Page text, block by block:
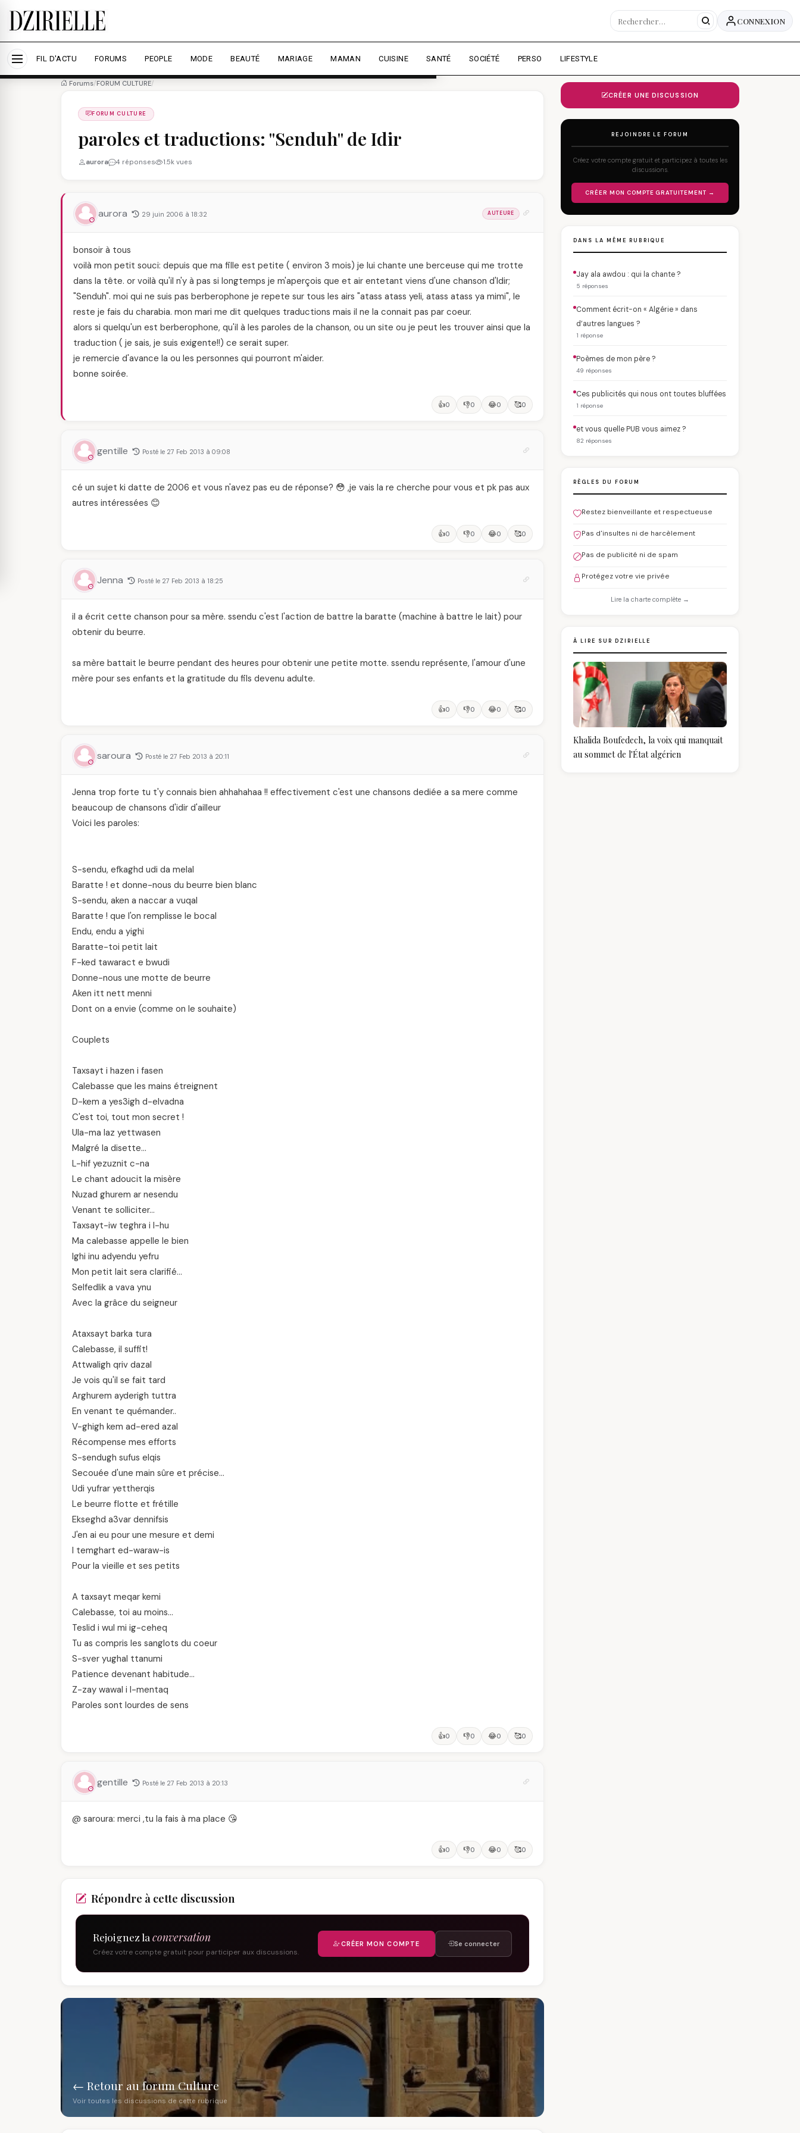
Nous utilisons des cookies pour améliorer votre expérience et mesurer l'audience.
Accepter tout Personnaliser
CONNEXION
FIL D'ACTU FORUMS PEOPLE MODE BEAUTÉ MARIAGE MAMAN CUISINE SANTÉ SOCIÉTÉ PERSO LIFESTYLE
Forums/FORUM CULTURE/
FORUM CULTURE
paroles et traductions: "Senduh" de Idir
aurora 4 réponses 1.5k vues
aurora 29 juin 2006 à 18:32 AUTEURE
bonsoir à tous
voilà mon petit souci: depuis que ma fille est petite ( environ 3 mois) je lui chante une berceuse qui me trotte
dans la tête. or voilà qu'il n'y à pas si longtemps je m'aperçois que et air entetant viens d'une chanson d'Idir;
"Senduh". moi qui ne suis pas berberophone je repete sur tous les airs "atass atass yeli, atass atass ya mimi", le
reste je fais du charabia. mon mari me dit quelques traductions mais il ne la connait pas par coeur.
alors si quelqu'un est berberophone, qu'il à les paroles de la chanson, ou un site ou je peut les trouver ainsi que la
traduction ( je sais, je suis exigente!!) ce serait super.
je remercie d'avance la ou les personnes qui pourront m'aider.
bonne soirée.
👍0 👎0 😂0 🥰0
gentille Posté le 27 Feb 2013 à 09:08
cé un sujet ki datte de 2006 et vous n'avez pas eu de réponse? 😳 ,je vais la re cherche pour vous et pk pas aux
autres intéressées 😊
👍0 👎0 😂0 🥰0
Jenna Posté le 27 Feb 2013 à 18:25
il a écrit cette chanson pour sa mère. ssendu c'est l'action de battre la baratte (machine à battre le lait) pour
obtenir du beurre.
sa mère battait le beurre pendant des heures pour obtenir une petite motte. ssendu représente, l'amour d'une
mère pour ses enfants et la gratitude du fils devenu adulte.
👍0 👎0 😂0 🥰0
saroura Posté le 27 Feb 2013 à 20:11
Jenna trop forte tu t'y connais bien ahhahahaa !! effectivement c'est une chansons dediée a sa mere comme
beaucoup de chansons d'idir d'ailleur
Voici les paroles:
S-sendu, efkaghd udi da melal
Baratte ! et donne-nous du beurre bien blanc
S-sendu, aken a naccar a vuqal
Baratte ! que l'on remplisse le bocal
Endu, endu a yighi
Baratte-toi petit lait
F-ked tawaract e bwudi
Donne-nous une motte de beurre
Aken itt nett menni
Dont on a envie (comme on le souhaite)
Couplets
Taxsayt i hazen i fasen
Calebasse que les mains étreignent
D-kem a yes3igh d-elvadna
C'est toi, tout mon secret !
Ula-ma laz yettwasen
Malgré la disette…
L-hif yezuznit c-na
Le chant adoucit la misère
Nuzad ghurem ar nesendu
Venant te solliciter…
Taxsayt-iw teghra i l-hu
Ma calebasse appelle le bien
Ighi inu adyendu yefru
Mon petit lait sera clarifié…
Selfedlik a vava ynu
Avec la grâce du seigneur
Ataxsayt barka tura
Calebasse, il suffit!
Attwaligh qriv dazal
Je vois qu'il se fait tard
Arghurem ayderigh tuttra
En venant te quémander..
V-ghigh kem ad-ered azal
Récompense mes efforts
S-sendugh sufus elqis
Secouée d'une main sûre et précise…
Udi yufrar yettherqis
Le beurre flotte et frétille
Ekseghd a3var dennifsis
J'en ai eu pour une mesure et demi
I temghart ed-waraw-is
Pour la vieille et ses petits
A taxsayt meqar kemi
Calebasse, toi au moins…
Teslid i wul mi ig-ceheq
Tu as compris les sanglots du coeur
S-sver yughal ttanumi
Patience devenant habitude…
Z-zay wawal i l-mentaq
Paroles sont lourdes de sens
👍0 👎0 😂0 🥰0
gentille Posté le 27 Feb 2013 à 20:13
@ saroura: merci ,tu la fais à ma place 😘
👍0 👎0 😂0 🥰0
Répondre à cette discussion
Rejoignez la conversation
Créez votre compte gratuit pour participer aux discussions.
CRÉER MON COMPTE Se connecter
← Retour au forum Culture
Voir toutes les discussions de cette rubrique
CRÉER UNE DISCUSSION
REJOINDRE LE FORUM
Créez votre compte gratuit et participez à toutes les
discussions.
CRÉER MON COMPTE GRATUITEMENT →
DANS LA MÊME RUBRIQUE
Jay ala awdou : qui la chante ?
5 réponses
Comment écrit-on « Algérie » dans
d’autres langues ?
1 réponse
Poèmes de mon père ?
49 réponses
Ces publicités qui nous ont toutes bluffées
1 réponse
et vous quelle PUB vous aimez ?
82 réponses
RÈGLES DU FORUM
Restez bienveillante et respectueuse
Pas d'insultes ni de harcèlement
Pas de publicité ni de spam
Protégez votre vie privée
Lire la charte complète →
À LIRE SUR DZIRIELLE
Khalida Boufedech, la voix qui manquait
au sommet de l'État algérien